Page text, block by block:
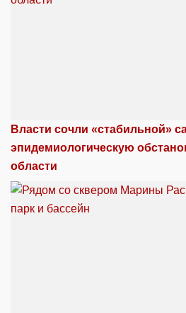
Власти сочли «стабильной»
эпидемиологическую
области